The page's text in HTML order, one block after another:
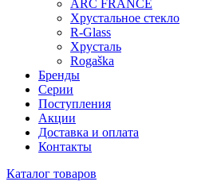
ARC FRANCE
Хрустальное стекло
R-Glass
Хрусталь
Rogaška
Бренды
Серии
Поступления
Акции
Доставка и оплата
Контакты
Каталог товаров